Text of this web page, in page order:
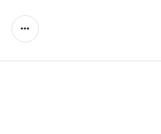
SIDEBAR